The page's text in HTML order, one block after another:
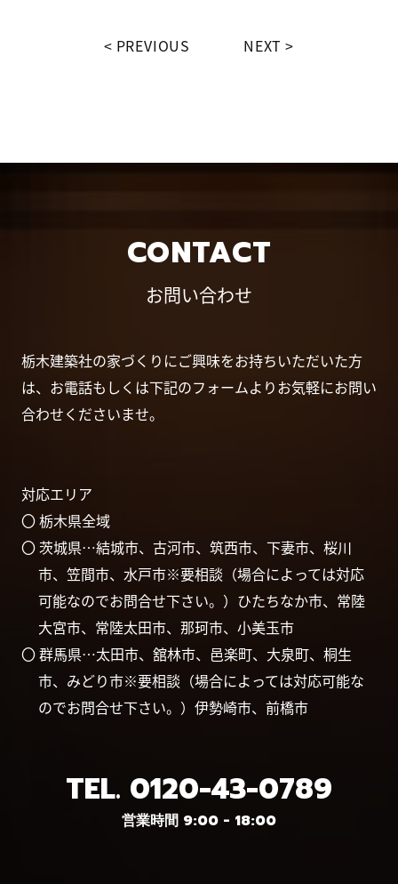
PREVIOUS NEXT
CONTACT
お問い合わせ
栃木建築社の家づくりにご興味をお持ちいただいた方
は、お電話もしくは下記のフォームよりお気軽にお問い
合わせくださいませ。
対応エリア
〇 栃木県全域
〇 茨城県…結城市、古河市、筑西市、下妻市、桜川
市、笠間市、水戸市※要相談（場合によっては対応
可能なのでお問合せ下さい。）ひたちなか市、常陸
大宮市、常陸太田市、那珂市、小美玉市
〇 群馬県…太田市、舘林市、邑楽町、大泉町、桐生
市、みどり市※要相談（場合によっては対応可能な
のでお問合せ下さい。）伊勢崎市、前橋市
TEL. 0120-43-0789
営業時間 9:00 - 18:00